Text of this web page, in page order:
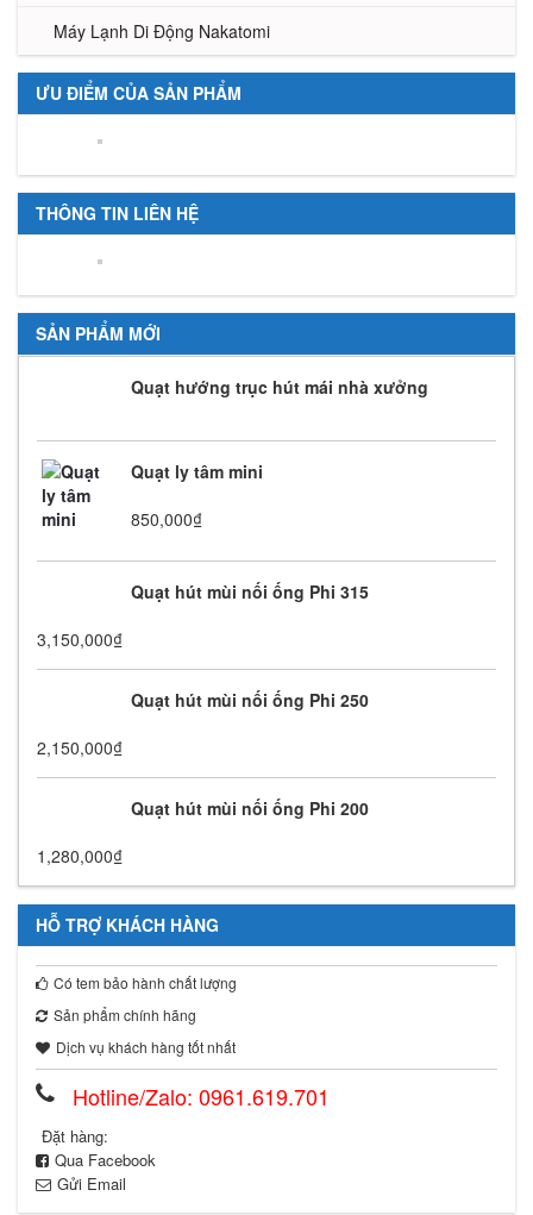
Máy Lạnh Di Động Nakatomi
ƯU ĐIỂM CỦA SẢN PHẨM
THÔNG TIN LIÊN HỆ
SẢN PHẨM MỚI
Quạt hướng trục hút mái nhà xưởng
Quạt ly tâm mini
850,000₫
Quạt hút mùi nối ống Phi 315
3,150,000₫
Quạt hút mùi nối ống Phi 250
2,150,000₫
Quạt hút mùi nối ống Phi 200
1,280,000₫
HỖ TRỢ KHÁCH HÀNG
Có tem bảo hành chất lượng
Sản phẩm chính hãng
Dịch vụ khách hàng tốt nhất
Hotline/Zalo: 0961.619.701
Đặt hàng:
Qua Facebook
Gửi Email